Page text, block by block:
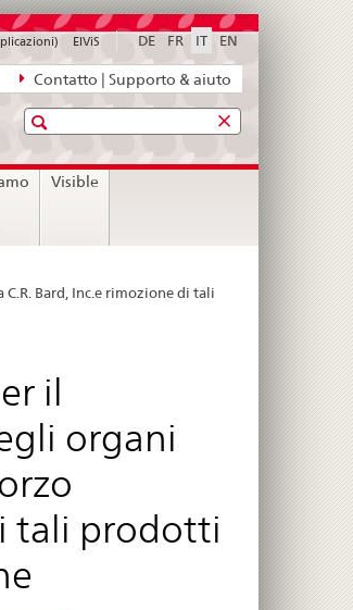
Contatto | Supporto & aiuto
DE FR IT EN
ElViS
Ricerca
Visible
Bard, Inc.e rimozione di tali
il
organi
tali prodotti